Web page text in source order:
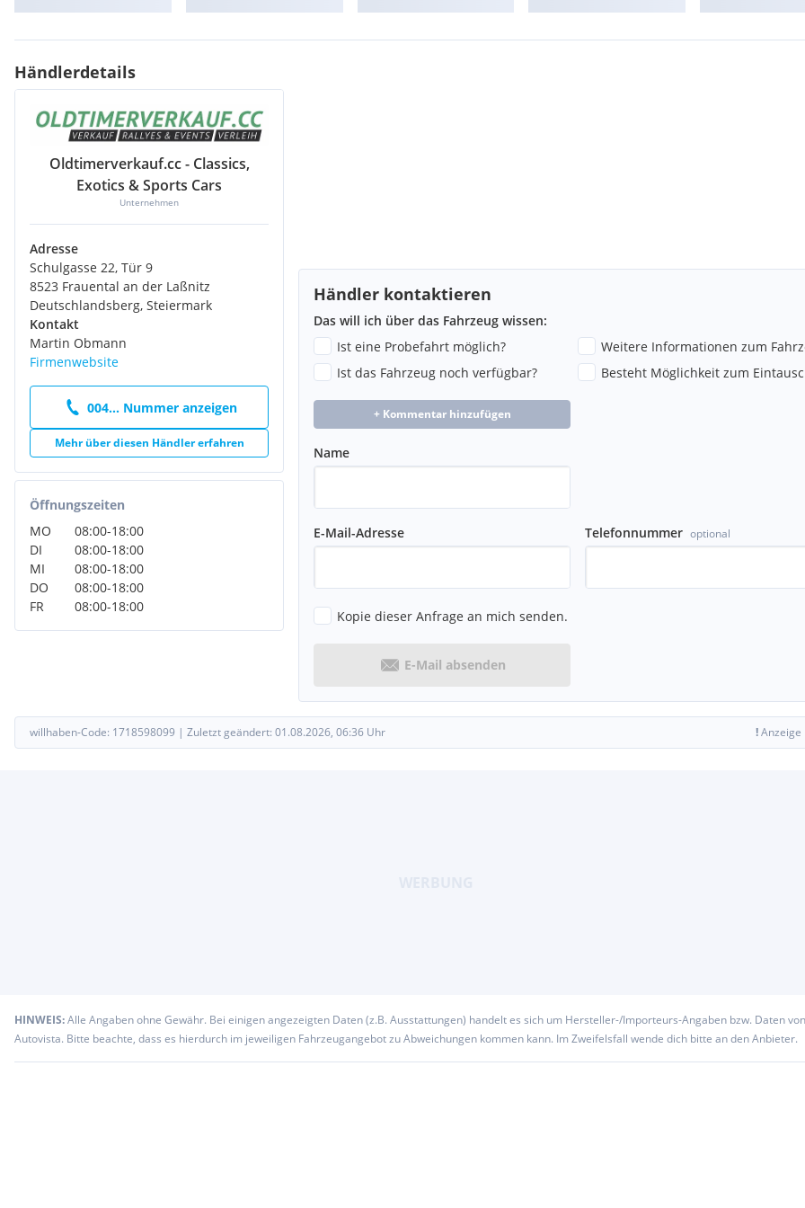
Infos über Neuzugänge als Erstes erhaltenoder sind auf der Suche nach einem speziellen
stehen über die hier präsentierten Fahrzeugangebote hinaus auch noch weitere Oldtimer
zum Verkauf!
Besuchen Sie uns doch einfach auf unserer Website.
Händlerdetails
Oldtimerverkauf.cc - Classics,
Exotics & Sports Cars
Unternehmen
Adresse
Schulgasse 22, Tür 9
8523 Frauental an der Laßnitz
Deutschlandsberg, Steiermark
Kontakt
Martin Obmann
Firmenwebsite
004... Nummer anzeigen
Mehr über diesen Händler erfahren
Öffnungszeiten
MO
08:00-18:00
DI
08:00-18:00
MI
08:00-18:00
DO
08:00-18:00
FR
08:00-18:00
Händler kontaktieren
Das will ich über das Fahrzeug wissen:
Ist eine Probefahrt möglich?
Weitere Informationen zum
Ist das Fahrzeug noch verfügbar?
Besteht Möglichkeit zum
+ Kommentar hinzufügen
Name
E-Mail-Adresse Telefonnummer optional
Kopie dieser Anfrage an mich senden.
E-Mail absenden
willhaben-Code: 1718598099 | Zuletzt geändert: 01.08.2026, 06:36 Uhr !Anzeige
HINWEIS:Alle Angaben ohne Gewähr. Bei einigen angezeigten Daten (z.B. Ausstattungen) handelt es sich um Hersteller-/Importeurs-Angaben bzw. Daten von
Autovista. Bitte beachte, dass es hierdurch im jeweiligen Fahrzeugangebot zu Abweichungen kommen kann. Im Zweifelsfall wende dich bitte an den Anbieter.